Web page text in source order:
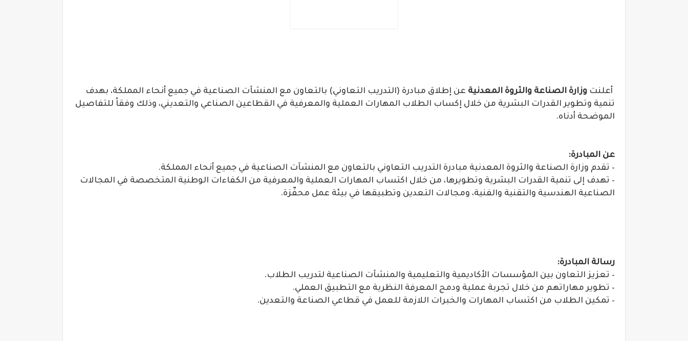
أعلنت وزارة الصناعة والثروة المعدنية عن إطلاق مبادرة (التدريب التعاوني) بالتعاون مع المنشآت الصناعية في جميع أنحاء المملكة، بهدف
تنمية وتطوير القدرات البشرية من خلال إكساب الطلاب المهارات العملية والمعرفية في القطاعين الصناعي والتعديني، وذلك وفقاً للتفاصيل
الموضحة أدناه.
عن المبادرة:
– تقدم وزارة الصناعة والثروة المعدنية مبادرة التدريب التعاوني بالتعاون مع المنشآت الصناعية في جميع أنحاء المملكة.
– تهدف إلى تنمية القدرات البشرية وتطويرها، من خلال اكتساب المهارات العملية والمعرفية من الكفاءات الوطنية المتخصصة في المجالات
الصناعية الهندسية والتقنية والفنية، ومجالات التعدين وتطبيقها في بيئة عمل محفّزة.
رسالة المبادرة:
– تعزيز التعاون بين المؤسسات الأكاديمية والتعليمية والمنشآت الصناعية لتدريب الطلاب.
– تطوير مهاراتهم من خلال تجربة عملية ودمج المعرفة النظرية مع التطبيق العملي.
– تمكين الطلاب من اكتساب المهارات والخبرات اللازمة للعمل في قطاعي الصناعة والتعدين.